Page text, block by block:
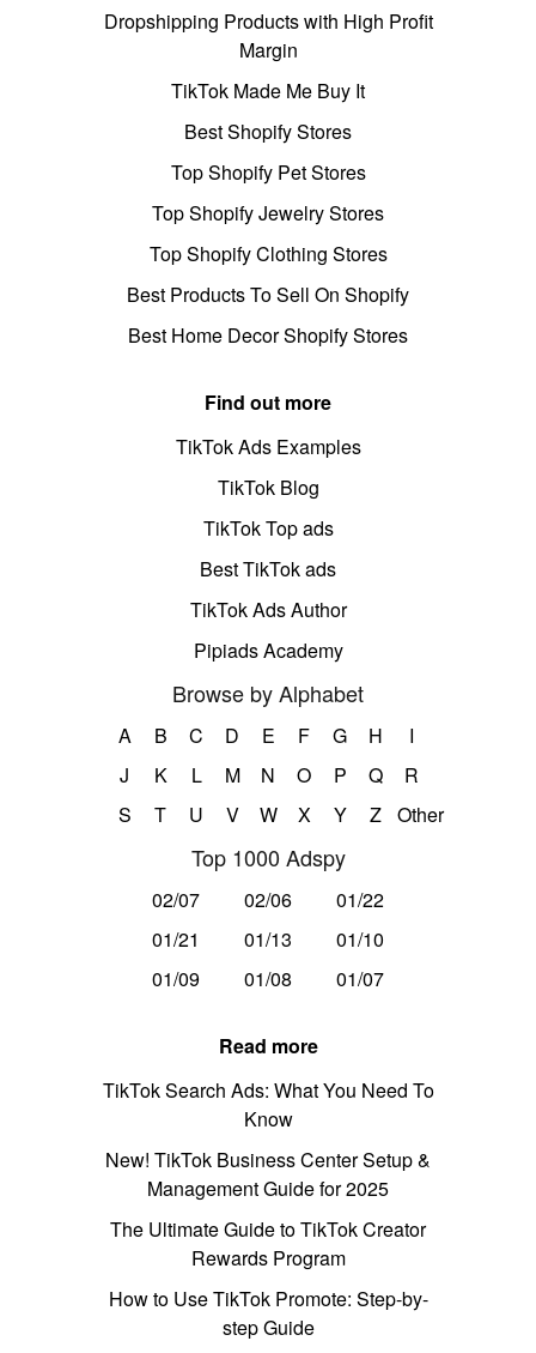
Dropshipping Products with High Profit
Margin
TikTok Made Me Buy It
Best Shopify Stores
Top Shopify Pet Stores
Top Shopify Jewelry Stores
Top Shopify Clothing Stores
Best Products To Sell On Shopify
Best Home Decor Shopify Stores
Find out more
TikTok Ads Examples
TikTok Blog
TikTok Top ads
Best TikTok ads
TikTok Ads Author
Pipiads Academy
Browse by Alphabet
A B C D E F G H
I
J
K L M N O P Q
R
S
T U V W X Y Z Other
Top 1000 Adspy
02/07 02/06
01/22
01/21
01/13
01/10
01/09
01/08 01/07
Read more
TikTok Search Ads: What You Need To
Know
New! TikTok Business Center Setup &
Management Guide for 2025
The Ultimate Guide to TikTok Creator
Rewards Program
How to Use TikTok Promote: Step-by-
step Guide